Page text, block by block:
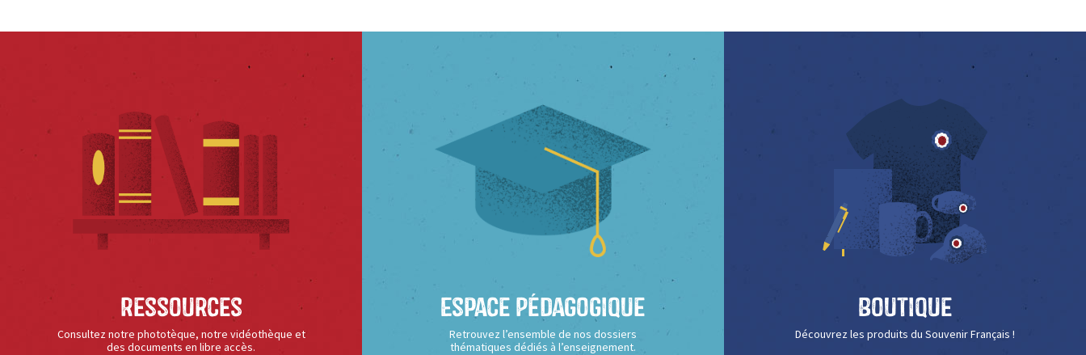
Ressources
Consultez notre phototèque, notre vidéothèque et
des documents en libre accès.
Espace Pédagogique
Retrouvez l’ensemble de nos dossiers
thématiques dédiés à l’enseignement.
Boutique
Découvrez les produits du Souvenir Français !